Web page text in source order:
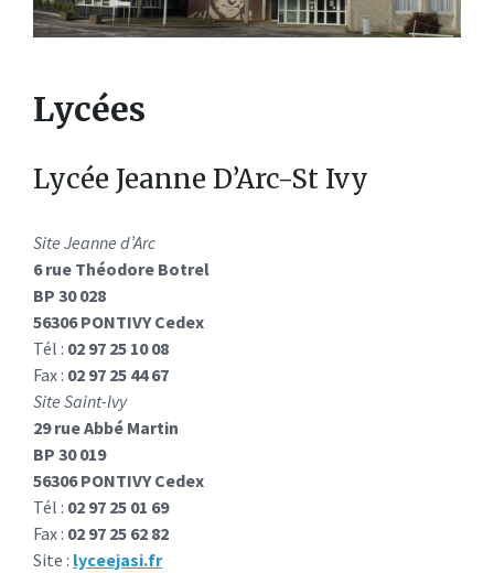
Lycées
Lycée Jeanne D’Arc-St Ivy
Site Jeanne d’Arc
6 rue Théodore Botrel
BP 30 028
56306 PONTIVY Cedex
Tél : 02 97 25 10 08
Fax : 02 97 25 44 67
Site Saint-Ivy
29 rue Abbé Martin
BP 30 019
56306 PONTIVY Cedex
Tél : 02 97 25 01 69
Fax : 02 97 25 62 82
Site : lyceejasi.fr